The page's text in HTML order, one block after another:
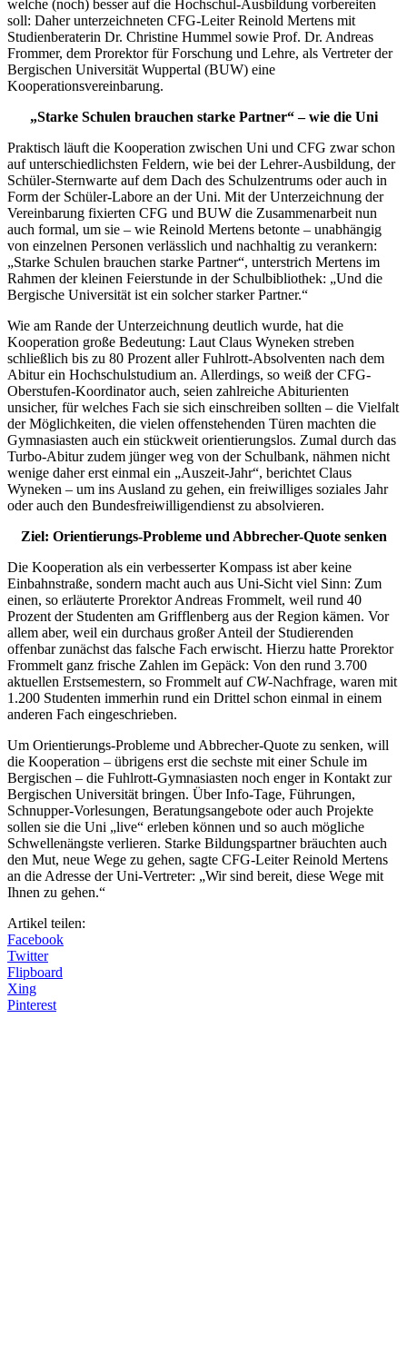
welche (noch) besser auf die Hochschul-Ausbildung vorbereiten
soll: Daher unterzeichneten CFG-Leiter Reinold Mertens mit
Studienberaterin Dr. Christine Hummel sowie Prof. Dr. Andreas
Frommer, dem Prorektor für Forschung und Lehre, als Vertreter der
Bergischen Universität Wuppertal (BUW) eine
Kooperationsvereinbarung.
„Starke Schulen brauchen starke Partner“ – wie die Uni
Praktisch läuft die Kooperation zwischen Uni und CFG zwar schon
auf unterschiedlichsten Feldern, wie bei der Lehrer-Ausbildung, der
Schüler-Sternwarte auf dem Dach des Schulzentrums oder auch in
Form der Schüler-Labore an der Uni. Mit der Unterzeichnung der
Vereinbarung fixierten CFG und BUW die Zusammenarbeit nun
auch formal, um sie – wie Reinold Mertens betonte – unabhängig
von einzelnen Personen verlässlich und nachhaltig zu verankern:
„Starke Schulen brauchen starke Partner“, unterstrich Mertens im
Rahmen der kleinen Feierstunde in der Schulbibliothek: „Und die
Bergische Universität ist ein solcher starker Partner.“
Wie am Rande der Unterzeichnung deutlich wurde, hat die
Kooperation große Bedeutung: Laut Claus Wyneken streben
schließlich bis zu 80 Prozent aller Fuhlrott-Absolventen nach dem
Abitur ein Hochschulstudium an. Allerdings, so weiß der CFG-
Oberstufen-Koordinator auch, seien zahlreiche Abiturienten
unsicher, für welches Fach sie sich einschreiben sollten – die Vielfalt
der Möglichkeiten, die vielen offenstehenden Türen machten die
Gymnasiasten auch ein stückweit orientierungslos. Zumal durch das
Turbo-Abitur zudem jünger weg von der Schulbank, nähmen nicht
wenige daher erst einmal ein „Auszeit-Jahr“, berichtet Claus
Wyneken – um ins Ausland zu gehen, ein freiwilliges soziales Jahr
oder auch den Bundesfreiwilligendienst zu absolvieren.
Ziel: Orientierungs-Probleme und Abbrecher-Quote senken
Die Kooperation als ein verbesserter Kompass ist aber keine
Einbahnstraße, sondern macht auch aus Uni-Sicht viel Sinn: Zum
einen, so erläuterte Prorektor Andreas Frommelt, weil rund 40
Prozent der Studenten am Grifflenberg aus der Region kämen. Vor
allem aber, weil ein durchaus großer Anteil der Studierenden
offenbar zunächst das falsche Fach erwischt. Hierzu hatte Prorektor
Frommelt ganz frische Zahlen im Gepäck: Von den rund 3.700
aktuellen Erstsemestern, so Frommelt auf CW-Nachfrage, waren mit
1.200 Studenten immerhin rund ein Drittel schon einmal in einem
anderen Fach eingeschrieben.
Um Orientierungs-Probleme und Abbrecher-Quote zu senken, will
die Kooperation – übrigens erst die sechste mit einer Schule im
Bergischen – die Fuhlrott-Gymnasiasten noch enger in Kontakt zur
Bergischen Universität bringen. Über Info-Tage, Führungen,
Schnupper-Vorlesungen, Beratungsangebote oder auch Projekte
sollen sie die Uni „live“ erleben können und so auch mögliche
Schwellenängste verlieren. Starke Bildungspartner bräuchten auch
den Mut, neue Wege zu gehen, sagte CFG-Leiter Reinold Mertens
an die Adresse der Uni-Vertreter: „Wir sind bereit, diese Wege mit
Ihnen zu gehen.“
Artikel teilen:
Facebook
Twitter
Flipboard
Xing
Pinterest